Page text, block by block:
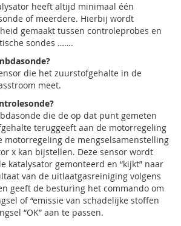
heeft altijd minimaal één
of meerdere. Hierbij wordt
gemaakt tussen controleprobes en
sondes …….
die het zuurstofgehalte in de
meet.
die de op dat punt gemeten
teruggeeft aan de motorregeling
motorregeling de mengselsamenstelling
x kan bijstellen. Deze sensor wordt
katalysator gemonteerd en “kijkt” naar
van de uitlaatgasreiniging volgens
geeft de besturing het commando om
of “emissie van schadelijke stoffen
“OK” aan te passen.